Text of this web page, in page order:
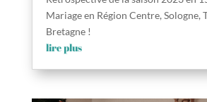
Mariage en Région Centre, Sologne,
Bretagne !
lire plus